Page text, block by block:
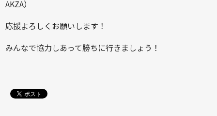
AKZA）
応援よろしくお願いします！
みんなで協力しあって勝ちに行きましょう！